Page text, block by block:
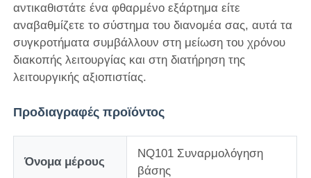
Προϊόντα
Βίντεο
Σχετικά με εμάς
αντικαθιστάτε ένα φθαρμένο εξάρτημα είτε
αναβαθμίζετε το σύστημα του διανομέα σας, αυτά τα
συγκροτήματα συμβάλλουν στη μείωση του χρόνου
διακοπής λειτουργίας και στη διατήρηση της
λειτουργικής αξιοπιστίας.
Προδιαγραφές προϊόντος
Όνομα μέρους
NQ101 Συναρμολόγηση
βάσης